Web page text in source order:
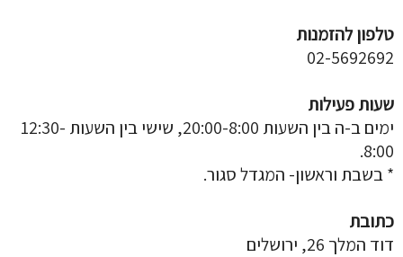
טלפון להזמנות
02-5692692
שעות פעילות
ימים ב-ה בין השעות 20:00-8:00, שישי בין השעות 12:30-
8:00.
* בשבת וראשון- המגדל סגור.
כתובת
דוד המלך 26, ירושלים